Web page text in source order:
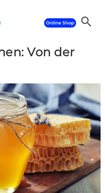
search
Von der